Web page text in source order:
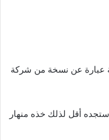
عبارة عن نسخة من شركة
أقل لذلك خذه منهار